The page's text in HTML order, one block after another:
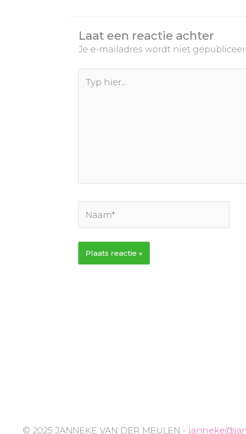
Laat een reactie achter
Je e-mailadres wordt niet
hier...
© 2025 JANNEKE VAN DER MEULEN -